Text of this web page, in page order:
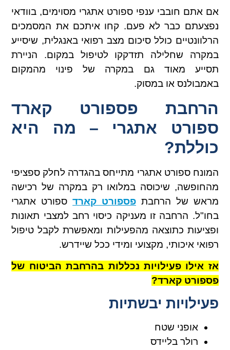
אם אתם חובבי ענפי ספורט אתגרי מסוימים, בוודאי
נפצעתם כבר לא פעם. קחו איתכם את המסמכים
הרלוונטיים כולל סיכום מצב רפואי באנגלית, שיסייע
במקרה שחלילה תזדקקו לטיפול במקום. הניירת
תסייע מאוד גם במקרה של פינוי מהמקום
באמבולנס או במסוק.
הרחבת פספורט קארד
ספורט אתגרי – מה היא
כוללת?
המונח ספורט אתגרי מתייחס בהגדרה לחלק ספציפי
מהחופשה, שיכוסה במלואו רק במקרה של רכישה
מראש של הרחבת פספורט קארדספורט אתגרי
בחו"ל. הרחבה זו מעניקה כיסוי רחב למצבי תאונות
ופציעות כתוצאה מהפעילות ומאפשרת לקבל טיפול
רפואי איכותי, מקצועי ומידי ככל שיידרש.
אז אילו פעילויות נכללות בהרחבת הביטוח של
פספורט קארד?
פעילויות יבשתיות
אופני שטח
רולר בליידס